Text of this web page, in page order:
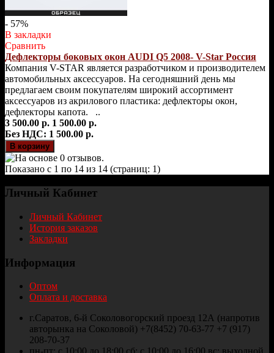
- 57%
В закладки
Сравнить
Дефлекторы боковых окон AUDI Q5 2008- V-Star Россия
Компания V-STAR является разработчиком и производителем
автомобильных аксессуаров. На сегодняшний день мы
предлагаем своим покупателям широкий ассортимент
аксессуаров из акрилового пластика: дефлекторы окон,
дефлекторы капота. ..
3 500.00 р. 1 500.00 р.
Без НДС: 1 500.00 р.
Показано с 1 по 14 из 14 (страниц: 1)
Личный Кабинет
Личный Кабинет
История заказов
Закладки
Информация
Оптом
Оплата и доставка
г.Саратов, 6-й Соколовогорский проезд 12А (напротив
авторынка на Соколовой) +7(8452) 70-63-77 +7 (917)
208-70-37